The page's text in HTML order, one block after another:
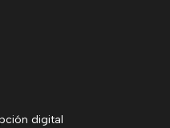
digital